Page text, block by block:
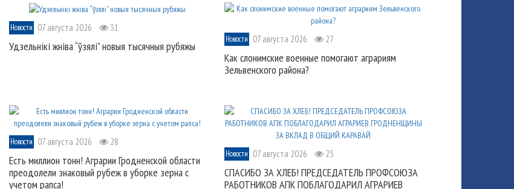
Новости 07 августа 2026 31
Удзельнікі жніва “ўзялі” новыя тысячныя рубяжы
Новости 07 августа 2026 27
Как слонимские военные помогают аграриям
Зельвенского района?
Новости 07 августа 2026 28
Есть миллион тонн! Аграрии Гродненской области
преодолели знаковый рубеж в уборке зерна с
учетом рапса!
Новости 07 августа 2026 25
СПАСИБО ЗА ХЛЕБ! ПРЕДСЕДАТЕЛЬ ПРОФСОЮЗА
РАБОТНИКОВ АПК ПОБЛАГОДАРИЛ АГРАРИЕВ